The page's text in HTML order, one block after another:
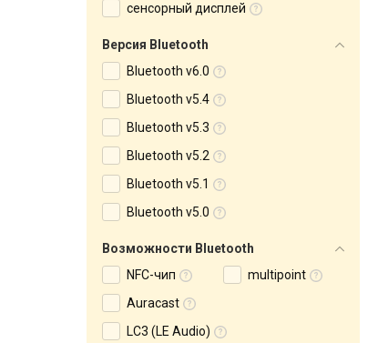
сенсорный дисплей
Версия Bluetooth
Bluetooth v6.0
Bluetooth v5.4
Bluetooth v5.3
Bluetooth v5.2
Bluetooth v5.1
Bluetooth v5.0
Возможности Bluetooth
NFC-чип
multipoint
Auracast
LC3 (LE Audio)